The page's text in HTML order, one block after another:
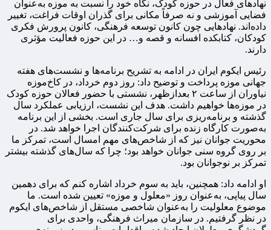
نهادهای فعال در حوزه کودک، نگاه خود را نسبت به موزه به‌عنوان
فضایی آموزشی و نه صرفاً مکانی برای گذران اوقات فراغت، تغییر
داده‌اند. نهادهایی چون کانون توسعه فرهنگی، کانون پرورش فکری
کودکان، کتابکده افسانه و قصه و… در این حوزه فعالیت مؤثری
دارند.
رئیس ایکوم ایران در ادامه به تشریح برنامه‌ها و نشست‌های هفته
جهانی موزه پرداخت و توضیح داد: روز دوم خرداد، در کاخ‌موزه
نیاوران از ساعت ۲ بعدازظهر، نشستی با حضور فعالان حوزه کودک
در موزه‌ها خواهیم داشت. هدف این نشست، ارزیابی عملکرد سال
گذشته و برنامه‌ریزی برای سال جاری است. بخشی از این برنامه
به‌صورت کارگاه زنده برای شرکت‌کنندگان اجرا خواهد شد. در
محوریت جوانان نیز که از شاخص‌های مهم امسال است، تمرکز ما
بر روی گروه سنی جوانان خواهد بود؛ چرا که سال‌های گذشته بیشتر
تمرکز بر نوجوانان بود.
او ادامه داد: همچنین، باید به سوم خرداد اشاره کنم که برای دهمین
سال پیاپی، به‌عنوان روز «معلول و موزه» تعیین شده است. ما
موضوع معلولیت را به‌عنوان شاخصی مستقل از شاخص‌های ایکوم
در نظر گرفتیم. در سازمان میراث فرهنگی، واحدی برای